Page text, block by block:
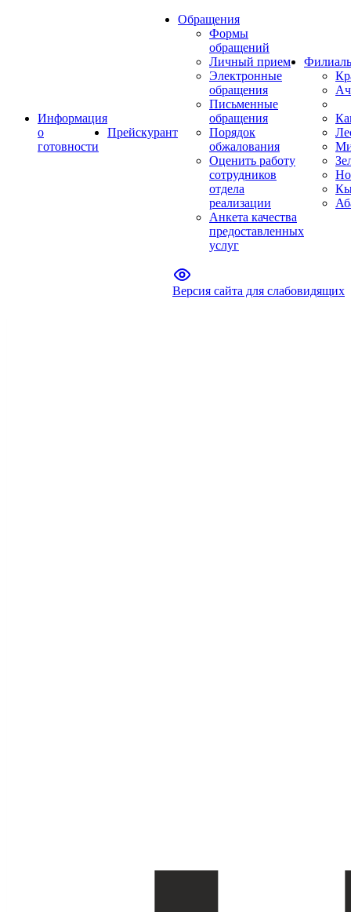
Информация
о
готовности
Прейскурант
Обращения
Формы
обращений
Личный прием
Электронные
обращения
Письменные
обращения
Порядок
обжалования
Оценить работу
сотрудников
отдела
реализации
Анкета качества
предоставленных
услуг
Версия сайта для слабовидящих